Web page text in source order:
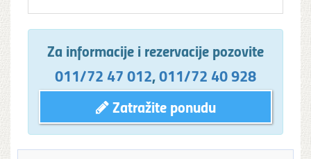
Za informacije i rezervacije pozovite
011/72 47 012,011/72 40 928
Zatražite ponudu